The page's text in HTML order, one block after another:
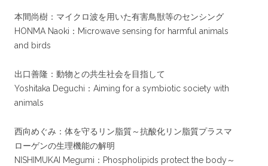
本間尚樹：マイクロ波を用いた有害鳥獣等のセンシング
HONMA Naoki：Microwave sensing for harmful animals
and birds
出口善隆：動物との共生社会を目指して
Yoshitaka Deguchi：Aiming for a symbiotic society with
animals
西向めぐみ：体を守るリン脂質～抗酸化リン脂質プラスマ
ローゲンの生理機能の解明
NISHIMUKAI Megumi：Phospholipids protect the body～